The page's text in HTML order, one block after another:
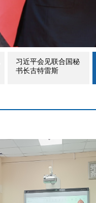
习近平会见联合国秘
书长古特雷斯